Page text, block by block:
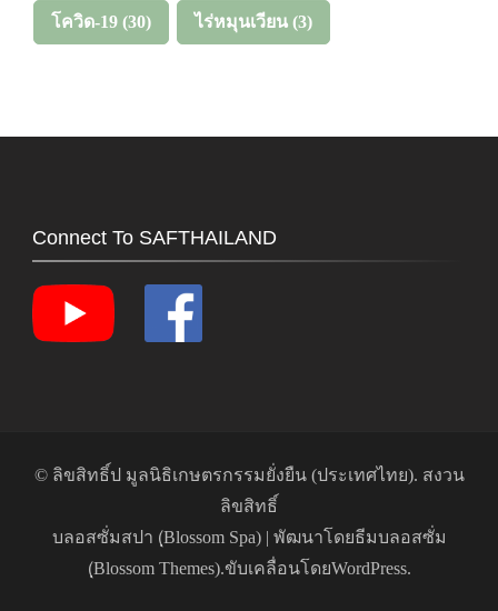
โควิด-19 (30) ไร่หมุนเวียน (3)
Connect To SAFTHAILAND
© ลิขสิทธิ์ป มูลนิธิเกษตรกรรมยั่งยืน (ประเทศไทย). สงวน
ลิขสิทธิ์
บลอสซั่มสปา (ฺBlossom Spa) | พัฒนาโดยธีมบลอสซั่ม
(ฺBlossom Themes).ขับเคลื่อนโดยWordPress.